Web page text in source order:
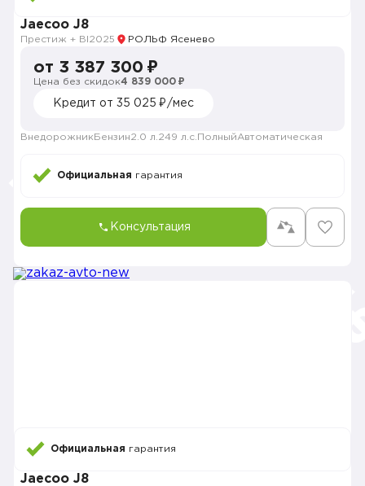
Jaecoo J8
Престиж + Bl 2025 РОЛЬФ Ясенево
от 3 387 300 ₽
Цена без скидок4 839 000 ₽
Кредит от 35 025 ₽/мес
Внедорожник Бензин2.0 л. 249 л.с. ПолныйАвтоматическая
Официальная гарантия
Консультация
Официальная гарантия
Jaecoo J8